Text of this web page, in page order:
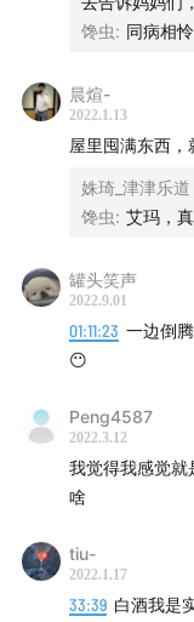
困扰，接受所有不
官网：
微信公众号： 津
微博：津津乐道
Twitter：
Email：
馋虫: 同病相
晨煊-
2022.1.13
屋里囤满东西
姝琦_津津乐道
馋虫: 艾玛，
罐头笑声
2022.9.01
01:11:23 一边倒
😶
Peng4587
2022.3.12
我觉得我感觉就
啥
tiu-
2022.1.17
33:39 白酒我是